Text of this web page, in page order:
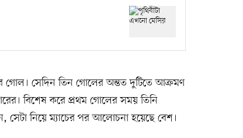
গোল। সেদিন তিন গোলের অন্তত দুটিতে আক্রমণ
বিশেষ করে প্রথম গোলের সময় তিনি
সেটা নিয়ে ম্যাচের পর আলোচনা হয়েছে বেশ।